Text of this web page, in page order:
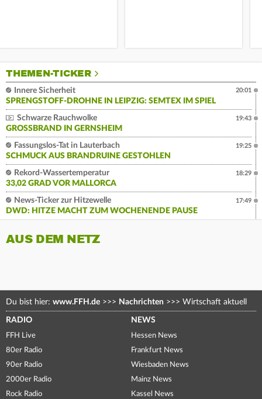
THEMEN-TICKER
Innere Sicherheit
SPRENGSTOFF-DROHNE IN LEIPZIG: SEMTEX IM SPIEL
20:01
Schwarze Rauchwolke
GROSSBRAND IN GERNSHEIM
19:43
Fassungslos-Tat in Lauterbach
SCHMUCK AUS BRANDRUINE GESTOHLEN
19:25
Rekord-Wassertemperatur
33,02 GRAD VOR MALLORCA
18:29
News-Ticker zur Hitzewelle
DWD: HITZE MACHT ZUM WOCHENENDE PAUSE
17:49
AUS DEM NETZ
Du bist hier: www.FFH.de >>> Nachrichten >>> Wirtschaft aktuell
RADIO
FFH Live
80er Radio
90er Radio
2000er Radio
Rock Radio
NEWS
Hessen News
Frankfurt News
Wiesbaden News
Mainz News
Kassel News